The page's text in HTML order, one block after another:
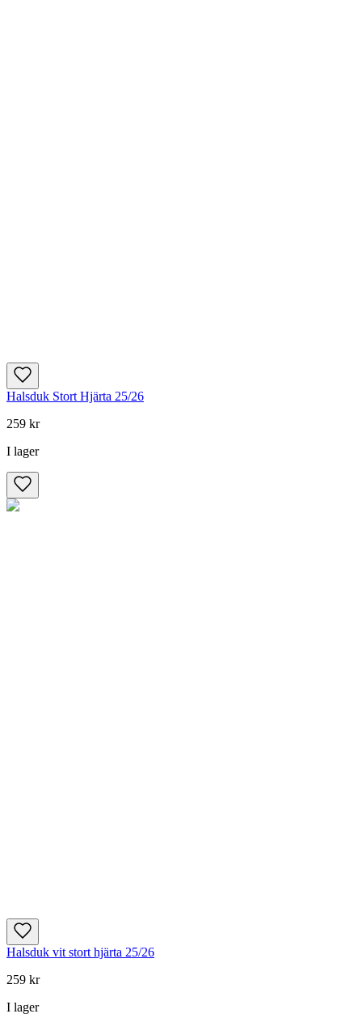
Halsduk Stort Hjärta 25/26
259 kr
I lager
Halsduk vit stort hjärta 25/26
259 kr
I lager